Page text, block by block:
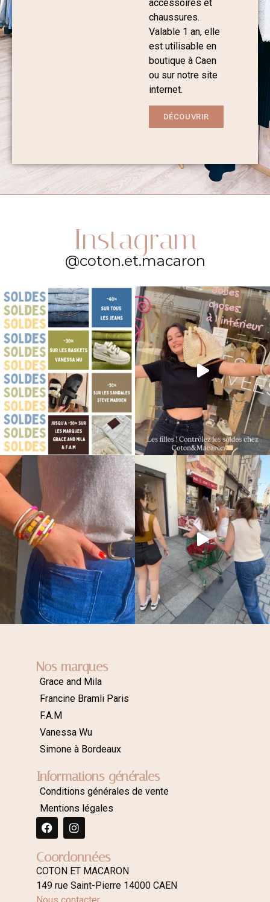
accessoires et
chaussures.
Valable 1 an, elle
est utilisable en
boutique à Caen
ou sur notre site
internet.
DÉCOUVRIR
Instagram
@coton.et.macaron
Nos marques
Grace and Mila
Francine Bramli Paris
F.A.M
Vanessa Wu
Simone à Bordeaux
Informations générales
Conditions générales de vente
Mentions légales
Coordonnées
COTON ET MACARON
149 rue Saint-Pierre 14000 CAEN